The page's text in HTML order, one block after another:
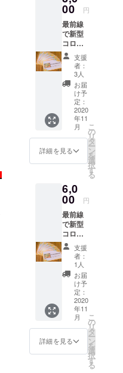
Instagram【
＠
lcenji_umaid
ンとし
て感謝
のお礼
メッ
セージ
を
CAMPF
IRE内
メッ
セージ
からお
送りし
ます！
00 円
最前線
で新型
コロナ
ウイル
スと闘
う医療
従事者
の方
に、5食
分の
【焼き
鳥丼無
償提供
券】を
提供・
配送し
リター
ンとし
て支援
者様の
お名前
を活動
報告で
紹介さ
せて頂
きま
す。 ※
備考欄
へお名
前をご
記入く
ださ
い。 ※
支援
者：
3人
お届
け予
定：
2020
年11
月
詳細を見る
こ
の
リ
タ
ー
ン
を
選
択
す
る
6,0
00 円
最前線
で新型
コロナ
ウイル
スと闘
う医療
従事者
の方
に、10
食分の
【焼き
鳥丼無
償提供
券】を
提供・
配送し
支援
者：
1人
お届
け予
定：
2020
年11
月
詳細を見る
こ
の
リ
タ
ー
ン
を
選
択
す
る